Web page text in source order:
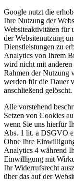
Google nutzt die
Ihre Nutzung der
Websiteaktivitäten für
der Websitenutzung
Dienstleistungen zu
Analytics von Ihrem
wird nicht mit
Rahmen der Nutzung
werden für die Dauer
anschließend gelöscht.
Alle vorstehend
Setzen von Cookies
wenn Sie uns hierfür
Abs. 1 lit. a DSGVO
Ohne Ihre
Analytics 4 während
Einwilligung mit
Ihr Widerrufsrecht
über das auf der